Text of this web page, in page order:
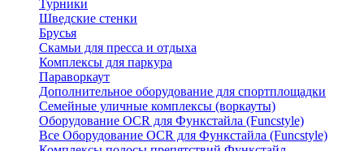
Турники
Шведские стенки
Брусья
Скамьи для пресса и отдыха
Комплексы для паркура
Параворкаут
Дополнительное оборудование для спортплощадки
Семейные уличные комплексы (воркауты)
Оборудование OCR для Функстайла (Funcstyle)
Все Оборудование OCR для Функстайла (Funcstyle)